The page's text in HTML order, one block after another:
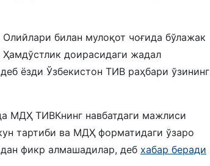
билан мулоқот чоғида бўлажак
доирасидаги жадал
ёзди Ўзбекистон ТИВ раҳбари ўзининг
МДҲ ТИВКнинг навбатдаги мажлиси
тартиби ва МДҲ форматидаги ўзаро
фикр алмашадилар, деб хабар беради